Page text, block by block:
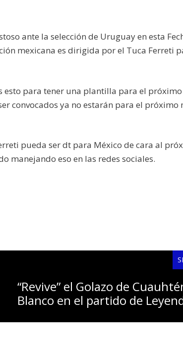
ante la selección de Uruguay en esta
mexicana es dirigida por el Tuca Ferreti
esto para tener una plantilla para el
convocados ya no estarán para el próximo
pueda ser dt para México de cara al
manejando eso en las redes sociales.
“Revive” el Golazo de
Blanco en el partido de